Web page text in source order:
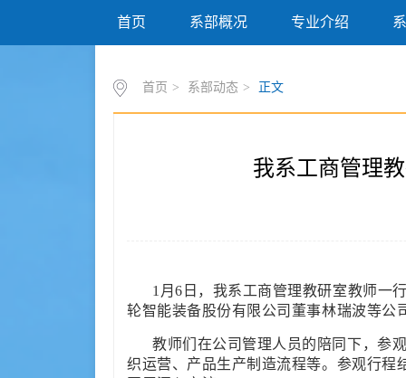
首页 系部概况 专业介绍
首页 > 系部动态 > 正文
我系工商管理
1月6日，我系工商管理教研室教师一
轮智能装备股份有限公司董事林瑞波等公
教师们在公司管理人员的陪同下，参
织运营、产品生产制造流程等。参观行程